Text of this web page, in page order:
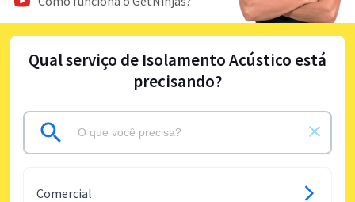
Qual serviço de Isolamento Acústico está
precisando?
Comercial